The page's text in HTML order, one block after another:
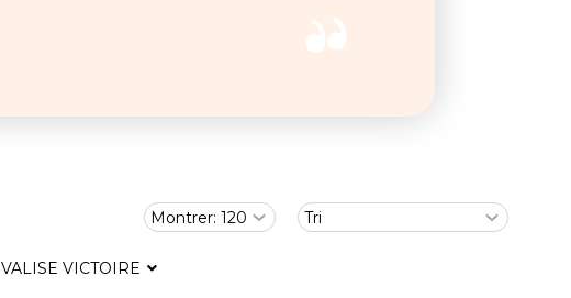
VALISE VICTOIRE